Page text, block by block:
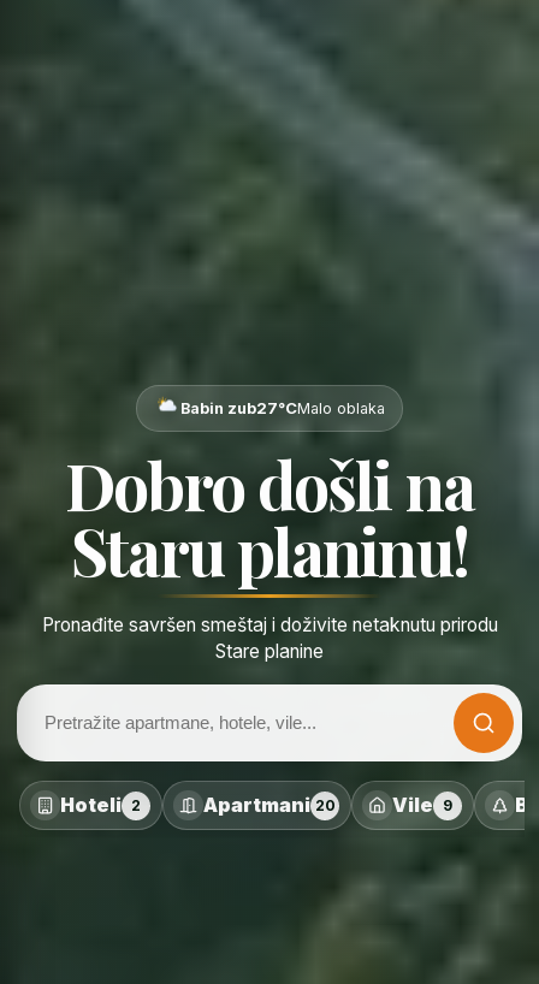
Babin zub27°CMalo oblaka
Dobro došli na
Staru planinu!
Pronađite savršen smeštaj i doživite netaknutu prirodu
Stare planine
Hoteli 2 Apartmani 20 Vile 9